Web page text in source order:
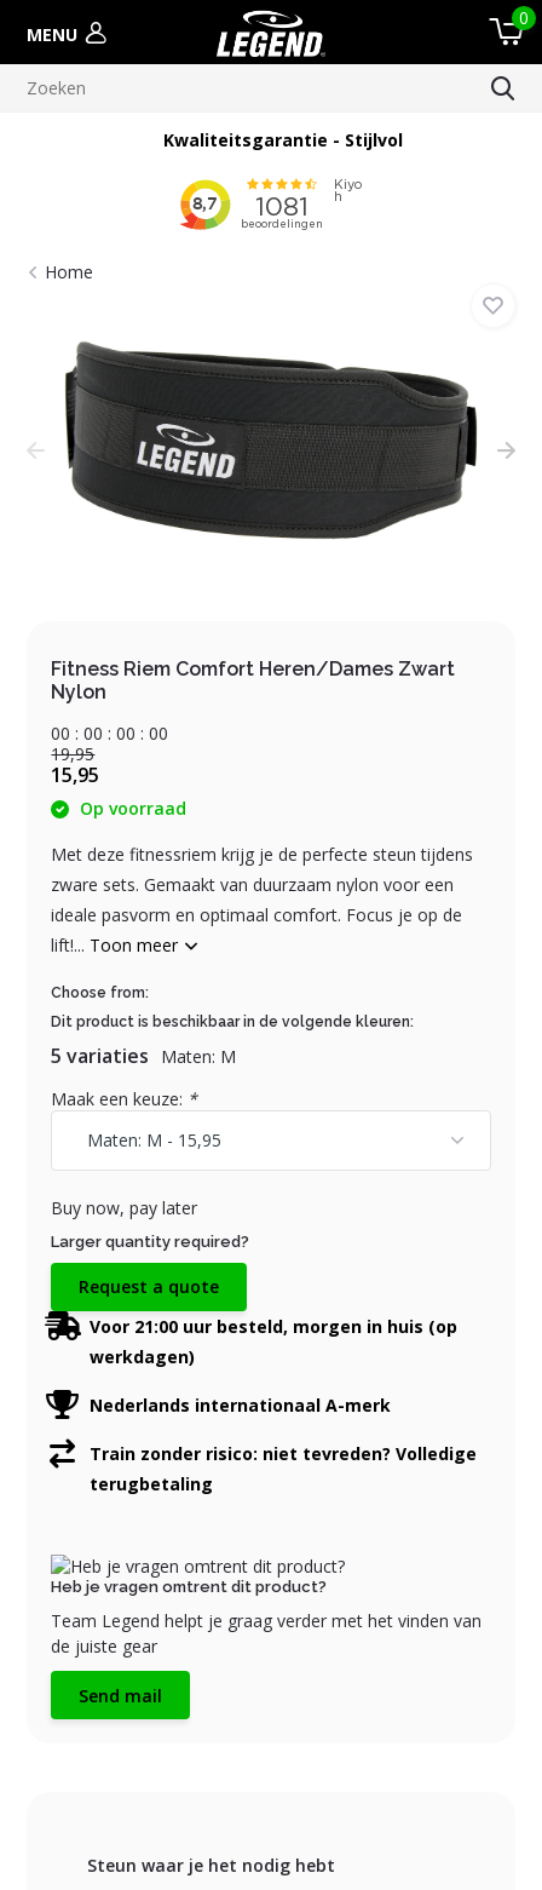
MENU
0
Kwaliteitsgarantie - Stijlvol
Home
Fitness Riem Comfort Heren/Dames Zwart
Nylon
00 :00 :00 :00
19,95
15,95
Op voorraad
Met deze fitnessriem krijg je de perfecte steun tijdens
zware sets. Gemaakt van duurzaam nylon voor een
ideale pasvorm en optimaal comfort. Focus je op de
lift!... Toon meer
Choose from:
Dit product is beschikbaar in de volgende kleuren:
5 variaties
Maten: M
Maak een keuze: *
Buy now, pay later
Larger quantity required?
Request a quote
Voor 21:00 uur besteld, morgen in huis (op
werkdagen)
Nederlands internationaal A-merk
Train zonder risico: niet tevreden? Volledige
terugbetaling
Heb je vragen omtrent dit product?
Team Legend helpt je graag verder met het vinden van
de juiste gear
Send mail
Steun waar je het nodig hebt